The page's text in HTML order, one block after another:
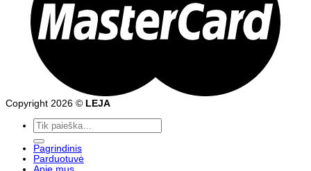
Copyright 2026 © LEJA
Ieškoti:
Pagrindinis
Parduotuvė
Apie mus